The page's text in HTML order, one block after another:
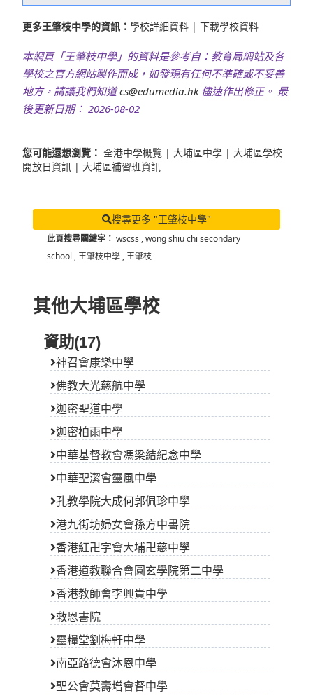
更多王肇枝中學的資訊： 學校詳細資料 | 下載學校資料
本網頁「王肇枝中學」的資料是參考自：教育局網站及各
學校之官方網站製作而成，如發現有任何不準確或不妥善
地方，請讓我們知道cs@edumedia.hk儘速作出修正。 最
後更新日期： 2026-08-02
您可能還想瀏覽： 全港中學概覽 | 大埔區中學 | 大埔區學校
開放日資訊 | 大埔區補習班資訊
搜尋更多 "王肇枝中學"
此頁搜尋關鍵字： wscss ,wong shiu chi secondary
school ,王肇枝中學 ,王肇枝
其他大埔區學校
資助(17)
神召會康樂中學
佛教大光慈航中學
迦密聖道中學
迦密柏雨中學
中華基督教會馮梁結紀念中學
中華聖潔會靈風中學
孔教學院大成何郭佩珍中學
港九街坊婦女會孫方中書院
香港紅卍字會大埔卍慈中學
香港道教聯合會圓玄學院第二中學
香港教師會李興貴中學
救恩書院
靈糧堂劉梅軒中學
南亞路德會沐恩中學
聖公會莫壽增會督中學